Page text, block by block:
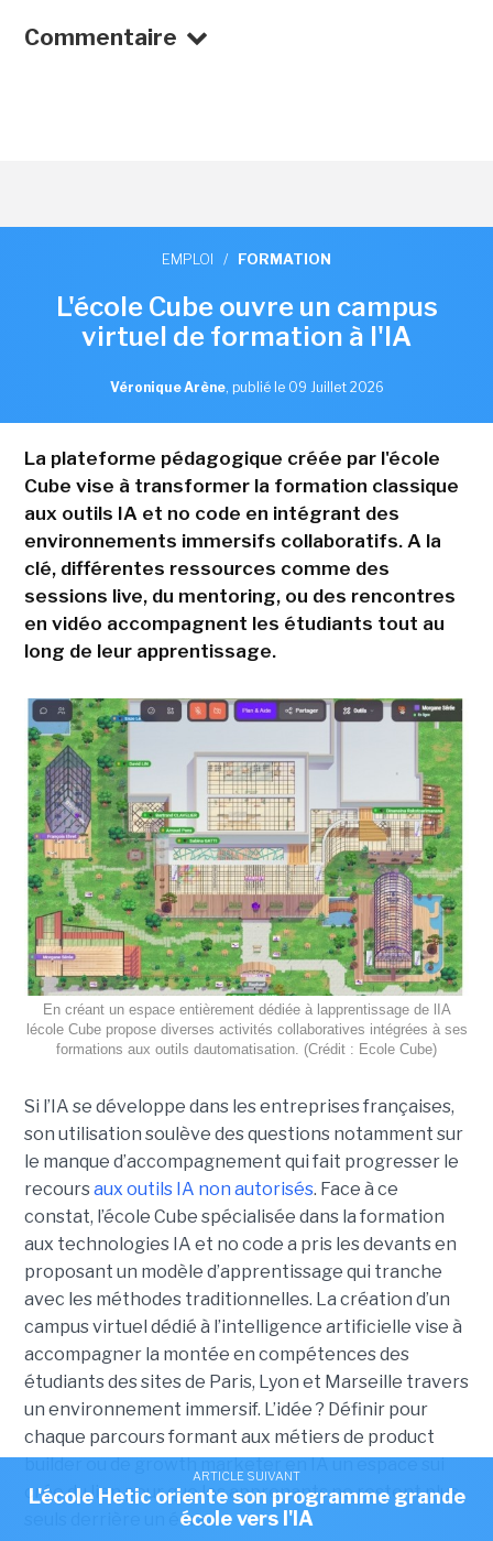
Commentaire
EMPLOI / FORMATION
L'école Cube ouvre un campus
virtuel de formation à l'IA
Véronique Arène, publié le 09 Juillet 2026
La plateforme pédagogique créée par l'école
Cube vise à transformer la formation classique
aux outils IA et no code en intégrant des
environnements immersifs collaboratifs. A la
clé, différentes ressources comme des
sessions live, du mentoring, ou des rencontres
en vidéo accompagnent les étudiants tout au
long de leur apprentissage.
En créant un espace entièrement dédiée à lapprentissage de lIA
lécole Cube propose diverses activités collaboratives intégrées à ses
formations aux outils dautomatisation. (Crédit : Ecole Cube)
Si l’IA se développe dans les entreprises françaises,
son utilisation soulève des questions notamment sur
le manque d’accompagnement qui fait progresser le
recoursaux outils IA non autorisés. Face à ce
constat, l’école Cube spécialisée dans la formation
aux technologies IA et no code a pris les devants en
proposant un modèle d’apprentissage qui tranche
avec les méthodes traditionnelles. La création d’un
campus virtuel dédié à l’intelligence artificielle vise à
accompagner la montée en compétences des
étudiants des sites de Paris, Lyon et Marseille travers
un environnement immersif. L’idée ? Définir pour
chaque parcours formant aux métiers de product
builder ou de growth marketer en IA un espace sui
crée du lien pour que les apprenants ne restent plus
seuls derrière un écran.
ARTICLE SUIVANT
L'école Hetic oriente son programme grande
école vers l'IA